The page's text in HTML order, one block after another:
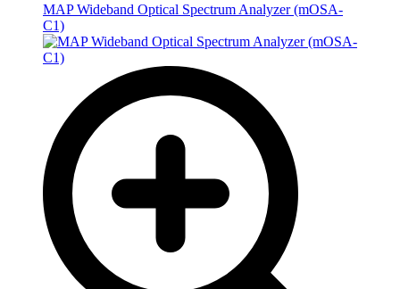
MAP Wideband Optical Spectrum Analyzer (mOSA-
C1)